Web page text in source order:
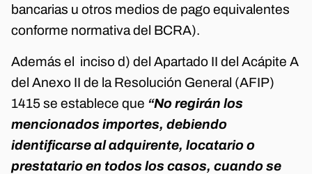
bancarias u otros medios de pago equivalentes
conforme normativa del BCRA).
Además el inciso d) del Apartado II del Acápite A
del Anexo II de la Resolución General (AFIP)
1415 se establece que “No regirán los
mencionados importes, debiendo
identificarse al adquirente, locatario o
prestatario en todos los casos, cuando se